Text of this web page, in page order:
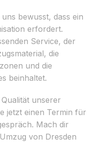
bewusst, dass ein
erfordert.
Service, der
die
und die
beinhaltet.
unserer
jetzt einen Termin für
Mach dir
von Dresden